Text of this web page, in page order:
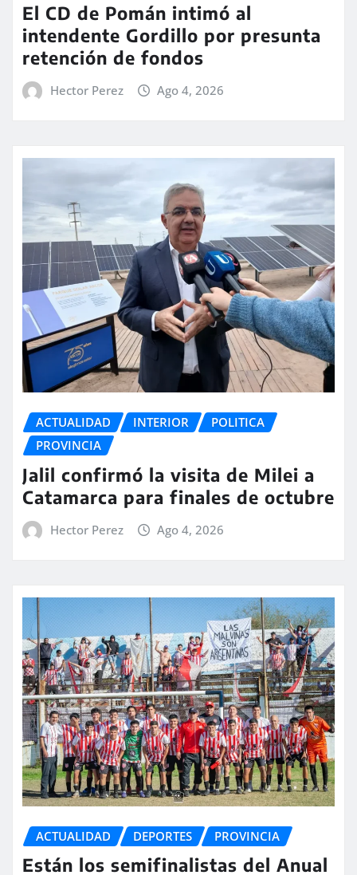
El CD de Pomán intimó al
intendente Gordillo por presunta
retención de fondos
Hector Perez Ago 4, 2026
ACTUALIDAD INTERIOR
POLITICA
PROVINCIA
Jalil confirmó la visita de Milei a
Catamarca para finales de octubre
Hector Perez Ago 4, 2026
ACTUALIDAD DEPORTES PROVINCIA
Están los semifinalistas del Anual